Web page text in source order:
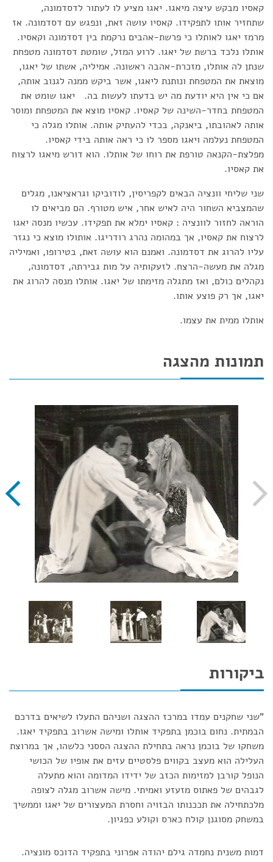
קאסיו מבקש עיצה מיאגו. יאגו מציע לו לעתור לדסדמונה,
שתחזיר אותו לתפקידו. קאסיו עושה זאת, ונפגש עם דסדמונה. אז
מרמז יאגו לאותלו כי פרשת-אהבים נרקמת בין דסדמונה וקאסיו.
אותלו נלכד ברשת של יאגו. לרוע המזל, שומטת דסדמונה מטפחת
שנתן לה אותלו, מזכרת-אהבה ראשונה. אמיליה, אשתו של יאגו,
מוצאת את המטפחת ונותנת ליאגו, אשר ביקש ממנה לגנוב אותה,
אם כי אין היא יודעת מה יש בדעתו לעשות בה. יאגו שומט את
המטפחת בחדר-השינה של קאסיו. קאסיו מוצא את המטפחת ומוסר
אותה לאהובתו, ביאנקה, בכדי להעתיק אותה. אותלו מגלה כי
המטפחת נעלמה ויאגו מספר לו כי ראה אותה בידי קאסיו.
מפלצת-הקנאה טורפת את רוחו של אותלו. הוא דורש מיאגו לרצוח
את קאסיו.
שני שליחי וונציה הבאים לקפריסין, לודוביקו וגראציאנו, מגלים
שהמצביא השחור היה לאיש אחר, איש מטורף. הם מביאים לו
הוראה לחזור לוונציה : קאסיו ימלא את תפקידו. עכשיו מנסה יאגו
לרצוח את קאסיו, אך במהומה נהרג רודריגו. אותולו מוצא כי נגזר
עליו להרוג את דסדמונה. ואמנם הוא עושה זאת, בטירופו, ואמיליה
מגלה את מעשה-הרצח. לזעקותיה על מות גבירתה, דסדמונה,
נקהלים כולם, ואז מתגלה מזימתו של יאגו. אותלו מנסה להרוג את
יאגו, אך רק פוצע אותו.
אותלו ממית את עצמו.
תמונות מהצגה
ביקורות
"שני שחקנים עמדו במרכז ההצגה ושניהם התעלו לשיאים בדרכם
הבמתית. נחום בוכמן בתפקיד אותלו ומישה אשרוב בתפקיד יאגו.
משחקו של בוכמן נראה בתחילת ההצגה הססני כלשהו, אך במרוצת
העלילה הוא מעצב בקווים פלסטיים עזים את אופיו של הכושי
הנופל קורבן למזימות הכזב של ידידו המדומה והוא מתעלה
לגבהים של פאתוס מזעזע ואמיתי. מישה אשרוב מגלה לצופה
מלכתחילה את תככנותו הבזויה וחסרת המעצורים של יאגו וממשיך
במשחק מסוגנן קולח כארס וקולע כפגיון.
דמות משנית נחמדה גילם יהודה אפרוני בתפקיד הדוכס מונציה.